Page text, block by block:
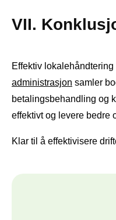
VII.
Effektiv
administrasjon samler
betalingsbehandling og
effektivt og levere bedre
Klar til å effektivisere